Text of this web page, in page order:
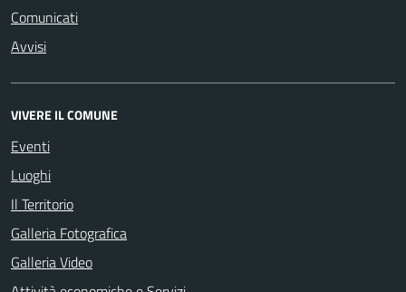
Comunicati
Avvisi
VIVERE IL COMUNE
Eventi
Luoghi
Il Territorio
Galleria Fotografica
Galleria Video